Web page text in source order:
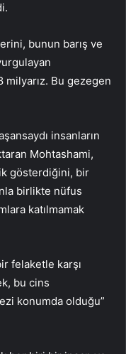
bunun barış ve
milyarız. Bu gezegen
insanların
Mohtashami,
gösterdiğini, bir
birlikte nüfus
katılmamak
felaketle karşı
bu cins
konumda olduğu”